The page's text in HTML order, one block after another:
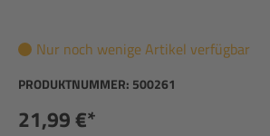
Nur noch wenige Artikel verfügbar
PRODUKTNUMMER: 500261
21,99 €*